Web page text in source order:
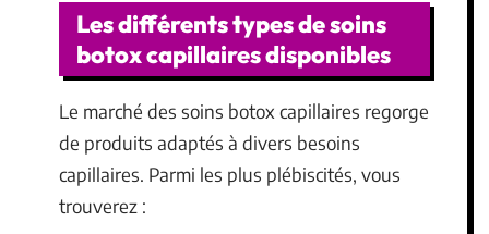
Les différents types de soins
botox capillaires disponibles
Le marché des soins botox capillaires regorge
de produits adaptés à divers besoins
capillaires. Parmi les plus plébiscités, vous
trouverez :